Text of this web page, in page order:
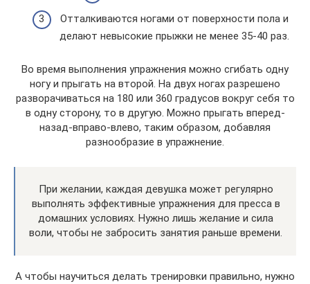
Отталкиваются ногами от поверхности пола и
делают невысокие прыжки не менее 35-40 раз.
Во время выполнения упражнения можно сгибать одну
ногу и прыгать на второй. На двух ногах разрешено
разворачиваться на 180 или 360 градусов вокруг себя то
в одну сторону, то в другую. Можно прыгать вперед-
назад-вправо-влево, таким образом, добавляя
разнообразие в упражнение.
При желании, каждая девушка может регулярно
выполнять эффективные упражнения для пресса в
домашних условиях. Нужно лишь желание и сила
воли, чтобы не забросить занятия раньше времени.
А чтобы научиться делать тренировки правильно, нужно